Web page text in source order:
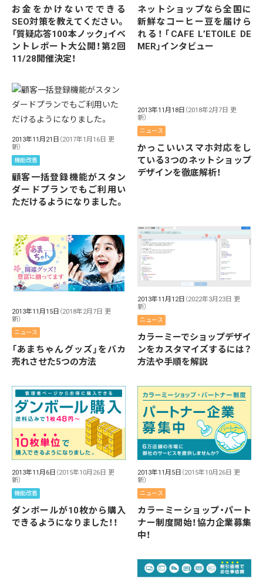
お金をかけないでできる
SEO対策を教えてください。
「質疑応答100本ノック」イベ
ントレポート大公開！第2回
11/28開催決定！
ネットショップなら全国に
新鮮なコーヒー豆を届けら
れる！「CAFE L’ETOILE DE
MER」インタビュー
2013年11月21日 （2017年1月16日 更
新）
機能改善
顧客一括登録機能がスタン
ダードプランでもご利用い
ただけるようになりました。
2013年11月18日 （2018年2月7日 更
新）
ニュース
かっこいいスマホ対応をし
ている3つのネットショップ
デザインを徹底解析！
2013年11月15日 （2018年2月7日 更
新）
ニュース
「あまちゃんグッズ」をバカ
売れさせた5つの方法
2013年11月12日 （2022年3月23日 更
新）
ニュース
カラーミーでショップデザイ
ンをカスタマイズするには？
方法や手順を解説
2013年11月6日 （2015年10月26日 更
新）
機能改善
ダンボールが10枚から購入
できるようになりました！！
2013年11月5日 （2015年10月26日 更
新）
ニュース
カラーミーショップ・パート
ナー制度開始！協力企業募集
中！